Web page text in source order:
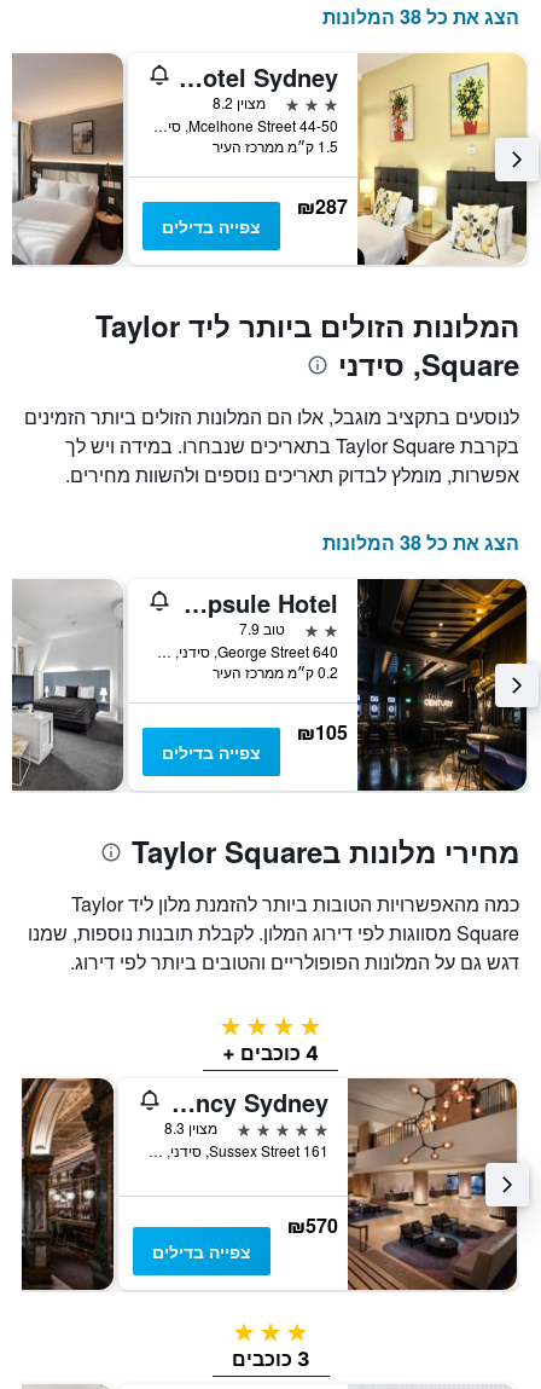
1
Y
המציג
את
מחיר
הממוצע
של
חדר
הצג את כל 38 המלונות
Mariners Court Hotel Sydney
3 כוכבים
מצוין 8.2
44-50 Mcelhone Street, סידני, NSW, אוסטרליה
1.5 ק״מ ממרכז העיר
₪287
צפייה בדילים
המלונות הזולים ביותר ליד Taylor
Square, סידני
לנוסעים בתקציב מוגבל, אלו הם המלונות הזולים ביותר הזמינים
בקרבת Taylor Square בתאריכים שנבחרו. במידה ויש לך
אפשרות, מומלץ לבדוק תאריכים נוספים ולהשוות מחירים.
הצג את כל 38 המלונות
The Capsule Hotel
2 כוכבים
טוב 7.9
640 George Street, סידני, NSW, אוסטרליה
0.2 ק״מ ממרכז העיר
₪105
צפייה בדילים
מחירי מלונות בTaylor Square
כמה מהאפשרויות הטובות ביותר להזמנת מלון ליד Taylor
Square מסווגות לפי דירוג המלון. לקבלת תובנות נוספות, שמנו
דגש גם על המלונות הפופולריים והטובים ביותר לפי דירוג.
4 כוכבים
4 כוכבים +
Hyatt Regency Sydney
5 כוכבים
מצוין 8.3
161 Sussex Street, סידני, NSW, אוסטרליה
₪570
צפייה בדילים
3 כוכבים
3 כוכבים